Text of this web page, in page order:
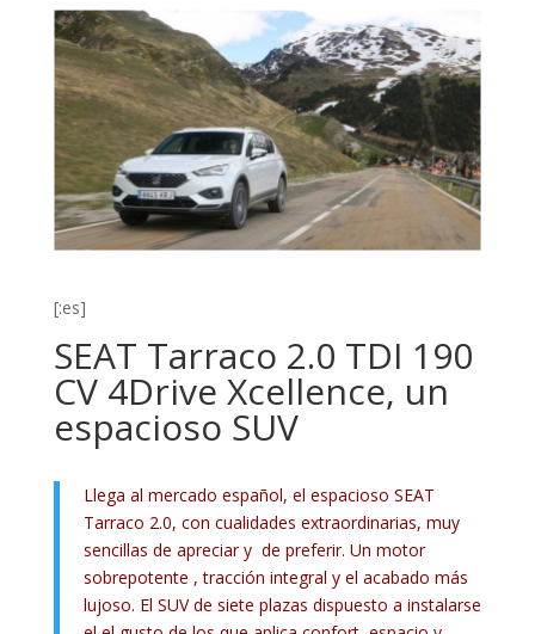
[:es]
SEAT Tarraco 2.0 TDI 190
CV 4Drive Xcellence, un
espacioso SUV
Llega al mercado español, el espacioso SEAT
Tarraco 2.0, con cualidades extraordinarias, muy
sencillas de apreciar y de preferir. Un motor
sobrepotente , tracción integral y el acabado más
lujoso. El SUV de siete plazas dispuesto a instalarse